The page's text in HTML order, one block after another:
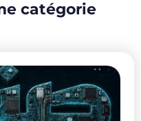
catégorie